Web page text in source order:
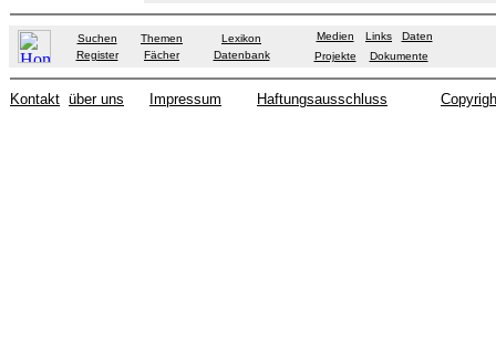
Suchen Themen
Lexikon
Register
Fächer Datenbank
Medien Links
Daten
Projekte
Dokumente
Kontakt über uns Impressum Haftungsausschluss